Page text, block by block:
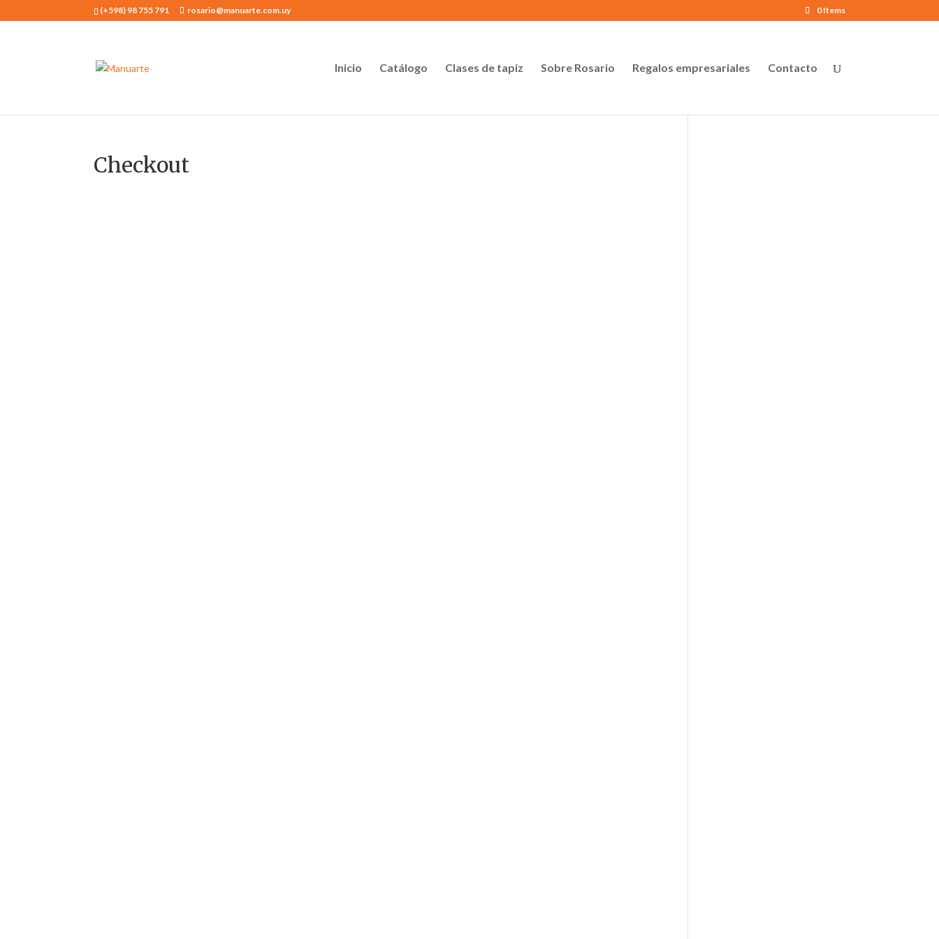
(+598) 98 755 791 rosario@manuarte.com.uy 0 Items
Inicio Catálogo Clases de tapiz Sobre Rosario Regalos empresariales Contacto
Checkout